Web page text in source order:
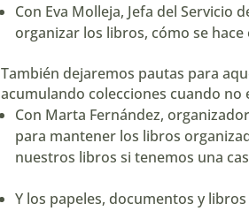
Con Eva Molleja, Jefa del Servicio
organizar los libros, cómo se
También dejaremos pautas para
acumulando colecciones cuando
Con Marta Fernández,
para mantener los libros
nuestros libros si tenemos una
Y los papeles, documentos y